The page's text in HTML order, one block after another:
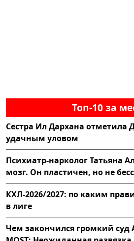
Топ-10 за
Сестра Ил Дархана отметила
удачным уловом
Психиатр-нарколог Татьяна
мозг. Он пластичен, но не
КХЛ-2026/2027: по каким
в лиге
Чем закончился громкий суд